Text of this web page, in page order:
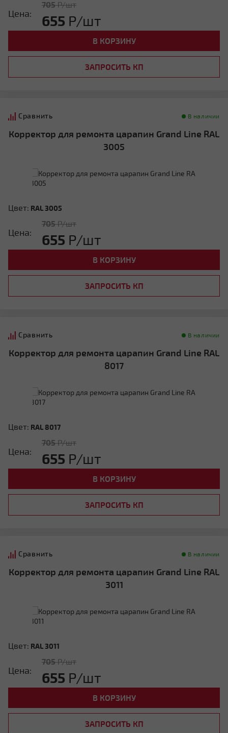
Цена:
705Р/шт
655 Р/шт
В КОРЗИНУ
ЗАПРОСИТЬ КП
Сравнить В наличии
Корректор для ремонта царапин Grand Line RAL
3005
Цвет: RAL 3005
Цена:
705Р/шт
655 Р/шт
В КОРЗИНУ
ЗАПРОСИТЬ КП
Сравнить В наличии
Корректор для ремонта царапин Grand Line RAL
8017
Цвет: RAL 8017
Цена:
705Р/шт
655 Р/шт
В КОРЗИНУ
ЗАПРОСИТЬ КП
Сравнить В наличии
Корректор для ремонта царапин Grand Line RAL
3011
Цвет: RAL 3011
Цена:
705Р/шт
655 Р/шт
В КОРЗИНУ
ЗАПРОСИТЬ КП